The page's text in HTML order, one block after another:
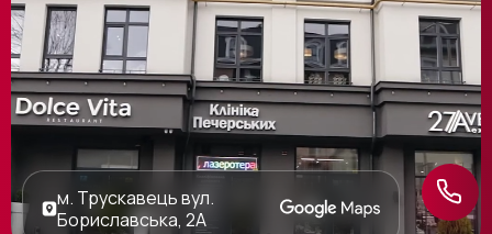
м. Трускавець вул.
Бориславська, 2А
+38(066) 209 52 46
Відділення діагностики та
здоров’я
+38(063) 663 22 48